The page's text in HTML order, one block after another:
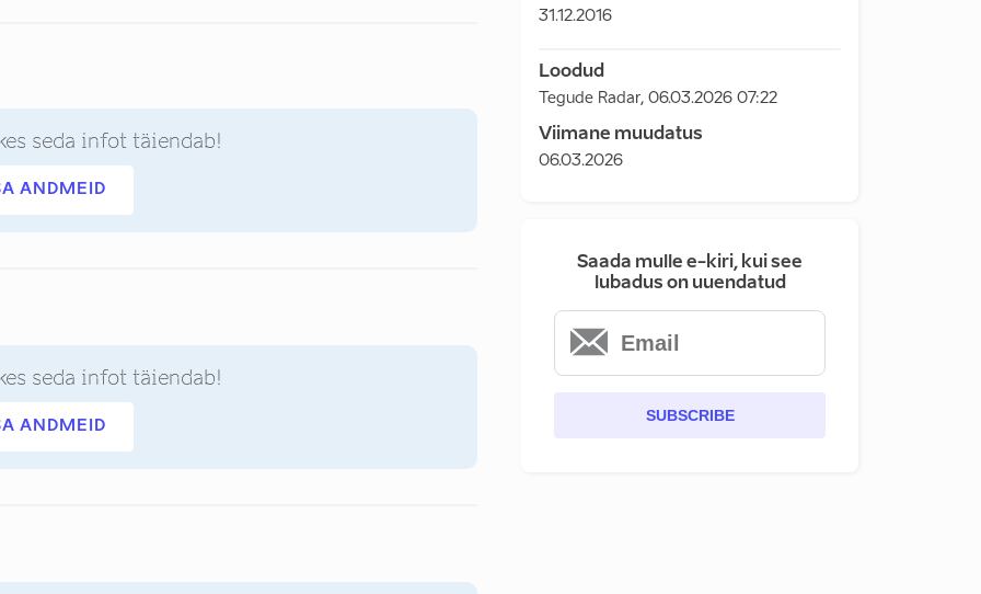
seda infot täiendab!
ANDMEID
seda infot täiendab!
ANDMEID
31.12.2016
Loodud
Tegude Radar, 06.03.2026 07:22
Viimane muudatus
06.03.2026
Saada mulle e-kiri, kui see
lubadus on uuendatud
SUBSCRIBE